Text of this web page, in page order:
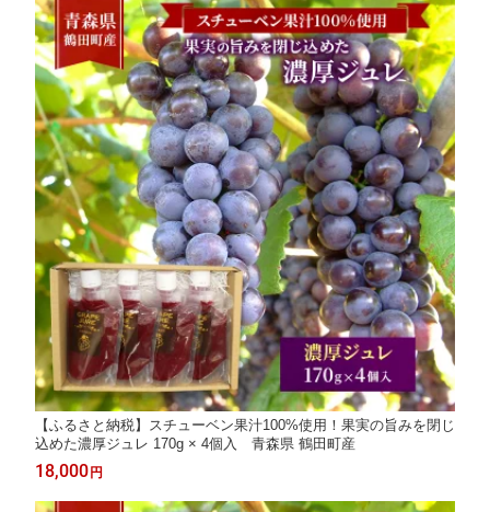
【ふるさと納税】スチューベン果汁100%使用！果実の旨みを閉じ
込めた濃厚ジュレ 170g × 4個入 青森県 鶴田町産
18,000円